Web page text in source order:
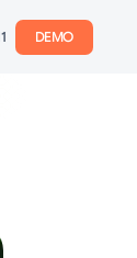
DEMO